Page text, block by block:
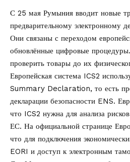
С 25 мая Румыния вводит новые
предварительному электронному
Они связаны с переходом
обновлённые цифровые
проверить товары до их
Европейская система ICS2
Summary Declaration, то есть
декларации безопасности ENS.
что ICS2 нужна для анализа
ЕС. На официальной странице
что для подключения
EORI и доступ к электронным